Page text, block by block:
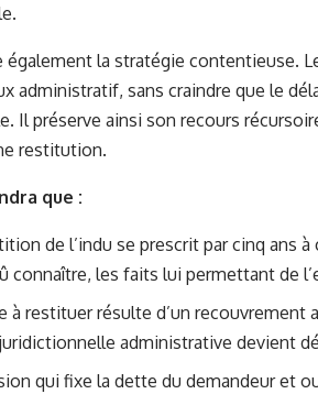
la stratégie contentieuse.
administratif, sans craindre que le
Il préserve ainsi son recours
restitution.
que :
de l’indu se prescrit par cinq ans
connaître, les faits lui permettant de
à restituer résulte d’un
administrative devient
qui fixe la dette du demandeur et